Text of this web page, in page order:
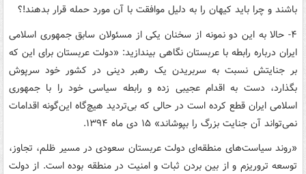
باشند و چرا باید کیهان را به دلیل موافقت با آن مورد حمله قرار بدهند!؟
۴- حالا به این دو نمونه از سخنان یکی از مسئولان سابق جمهوری اسلامی
ایران درباره رابطه با عربستان نگاهی بیندازید: «دولت عربستان برای این که
بر جنایتش نسبت به سربریدن یک رهبر دینی در کشور خود سرپوش
بگذارد، دست به اقدام عجیبی زده و رابطه سیاسی خود را با جمهوری
اسلامی ایران قطع کرده است در حالی که بی‌تردید هیچ‌گاه این‌گونه اقدامات
نمی‌تواند آن جنایت بزرگ را بپوشاند» ۱۵ دی ماه ۱۳۹۴.
«روند سیاست‌های منطقه‌ای دولت عربستان سعودی در مسیر ظلم، تجاوز،
توسعه تروریزم و از بین بردن ثبات و امنیت در منطقه بوده است. از دولت